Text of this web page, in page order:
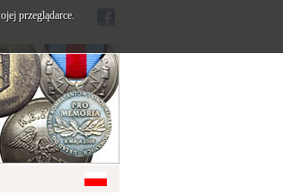
przeglądarce.